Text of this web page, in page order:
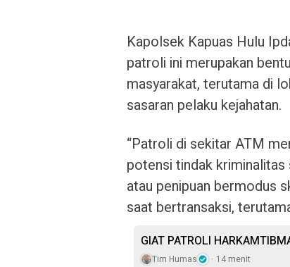
Kapolsek Kapuas Hulu
patroli ini merupakan
masyarakat, terutama di
sasaran pelaku kejahatan.
“Patroli di sekitar ATM
potensi tindak
atau penipuan bermodus
saat bertransaksi,
GIAT PATROLI
Tim Humas 14 menit